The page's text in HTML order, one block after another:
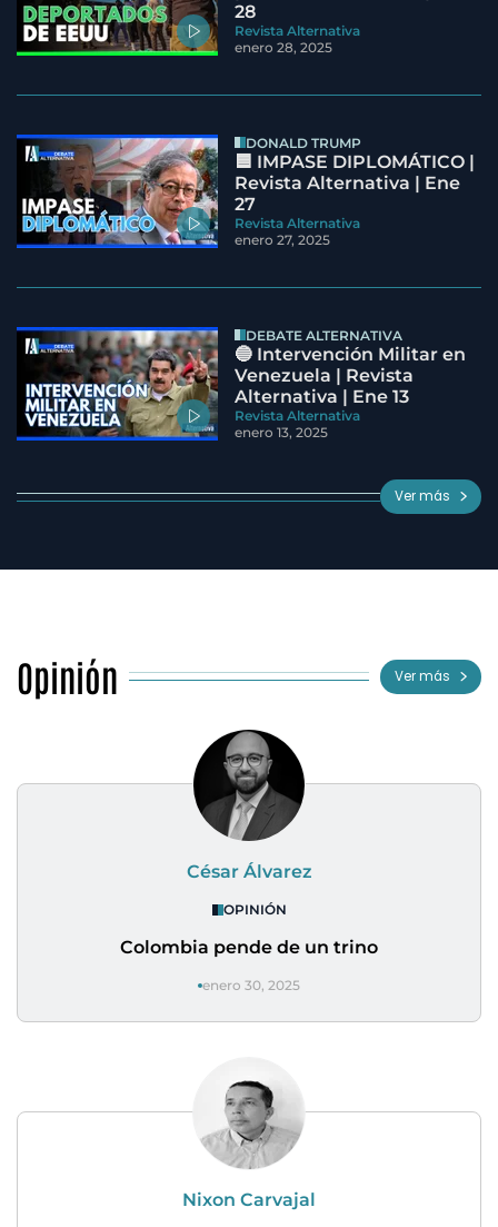
28
Revista Alternativa
enero 28, 2025
DONALD TRUMP
🟦 IMPASE DIPLOMÁTICO |
Revista Alternativa | Ene
27
Revista Alternativa
enero 27, 2025
DEBATE ALTERNATIVA
🔵 Intervención Militar en
Venezuela | Revista
Alternativa | Ene 13
Revista Alternativa
enero 13, 2025
Ver más
Opinión Ver más
César Álvarez
OPINIÓN
Colombia pende de un trino
enero 30, 2025
Nixon Carvajal